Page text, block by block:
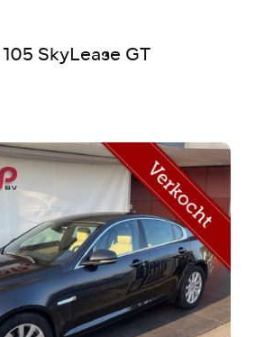
SkyLease GT